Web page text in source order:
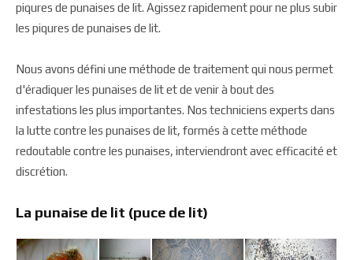
piqures de punaises de lit. Agissez rapidement pour ne plus subir
les piqures de punaises de lit.
Nous avons défini une méthode de traitement qui nous permet
d'éradiquer les punaises de lit et de venir à bout des
infestations les plus importantes. Nos techniciens experts dans
la lutte contre les punaises de lit, formés à cette méthode
redoutable contre les punaises, interviendront avec efficacité et
discrétion.
La punaise de lit (puce de lit)